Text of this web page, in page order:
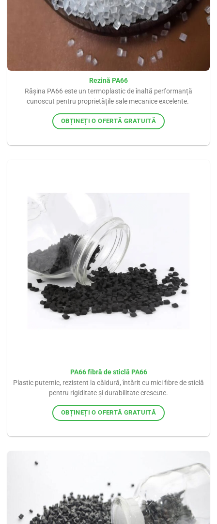
Rezină PA66
Rășina PA66 este un termoplastic de înaltă performanță
cunoscut pentru proprietățile sale mecanice excelente.
OBȚINEȚI O OFERTĂ GRATUITĂ
PA66 fibră de sticlă PA66
Plastic puternic, rezistent la căldură, întărit cu mici fibre de sticlă
pentru rigiditate și durabilitate crescute.
OBȚINEȚI O OFERTĂ GRATUITĂ